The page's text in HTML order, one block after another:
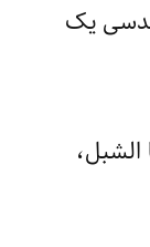
یک